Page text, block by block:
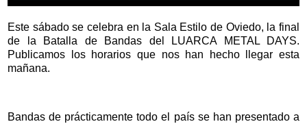
Este sábado se celebra en la Sala Estilo de Oviedo, la final
de la Batalla de Bandas del LUARCA METAL DAYS.
Publicamos los horarios que nos han hecho llegar esta
mañana.
Bandas de prácticamente todo el país se han presentado a